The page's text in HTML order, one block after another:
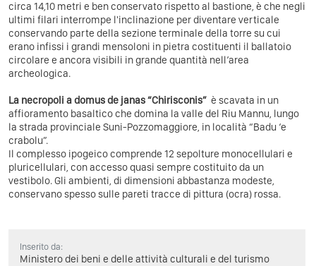
circa 14,10 metri e ben conservato rispetto al bastione, è che negli
ultimi filari interrompe l'inclinazione per diventare verticale
conservando parte della sezione terminale della torre su cui
erano infissi i grandi mensoloni in pietra costituenti il ballatoio
circolare e ancora visibili in grande quantità nell’area
archeologica.
La necropoli a domus de janas “Chirisconis” è scavata in un
affioramento basaltico che domina la valle del Riu Mannu, lungo
la strada provinciale Suni-Pozzomaggiore, in località “Badu ‘e
crabolu”.
Il complesso ipogeico comprende 12 sepolture monocellulari e
pluricellulari, con accesso quasi sempre costituito da un
vestibolo. Gli ambienti, di dimensioni abbastanza modeste,
conservano spesso sulle pareti tracce di pittura (ocra) rossa.
Inserito da:
Ministero dei beni e delle attività culturali e del turismo